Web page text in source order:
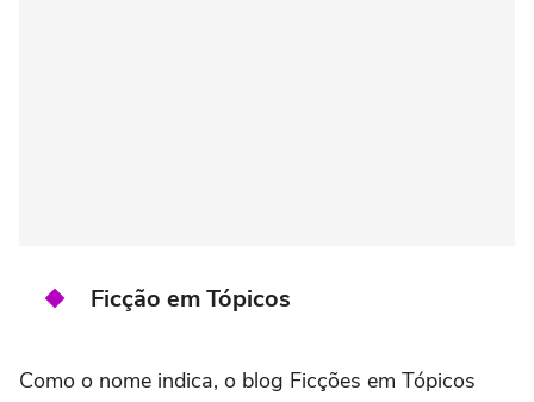
Ficção em Tópicos
Como o nome indica, o blog Ficções em Tópicos